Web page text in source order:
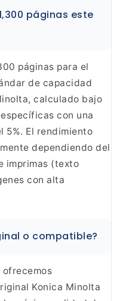
páginas este
páginas para el
de capacidad
calculado bajo
con una
5%. El rendimiento
dependiendo del
imprimas (texto
con alta
o compatible?
ofrecemos
Konica Minolta